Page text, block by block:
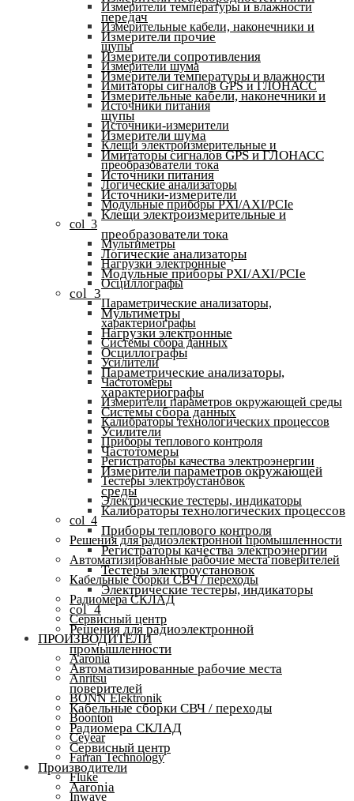
Измерители температуры и влажности
Измерительные кабели, наконечники и
щупы
Измерители шума
Имитаторы сигналов GPS и ГЛОНАСС
Источники питания
Источники-измерители
Клещи электроизмерительные и
преобразователи тока
Логические анализаторы
Модульные приборы PXI/AXI/PCIe
col_3
Мультиметры
Нагрузки электронные
Осциллографы
Параметрические анализаторы,
характериографы
Системы сбора данных
Усилители
Частотомеры
Измерители параметров окружающей среды
Калибраторы технологических процессов
Приборы теплового контроля
Регистраторы качества электроэнергии
Тестеры электроустановок
Электрические тестеры, индикаторы
col_4
Решения для радиоэлектронной промышленности
Автоматизированные рабочие места поверителей
Кабельные сборки СВЧ / переходы
Радиомера СКЛАД
Сервисный центр
ПРОИЗВОДИТЕЛИ
Aaronia
Anritsu
BONN Elektronik
Boonton
Ceyear
Farran Technology
Fluke
Inwave
передач
Измерители прочие
Измерители сопротивления
Измерители температуры и влажности
Измерительные кабели, наконечники и
щупы
Измерители шума
Имитаторы сигналов GPS и ГЛОНАСС
Источники питания
Источники-измерители
Клещи электроизмерительные и
преобразователи тока
Логические анализаторы
Модульные приборы PXI/AXI/PCIe
col_3
Мультиметры
Нагрузки электронные
Осциллографы
Параметрические анализаторы,
характериографы
Системы сбора данных
Усилители
Частотомеры
Измерители параметров окружающей
среды
Калибраторы технологических процессов
Приборы теплового контроля
Регистраторы качества электроэнергии
Тестеры электроустановок
Электрические тестеры, индикаторы
col_4
Решения для радиоэлектронной
промышленности
Автоматизированные рабочие места
поверителей
Кабельные сборки СВЧ / переходы
Радиомера СКЛАД
Сервисный центр
Производители
Aaronia